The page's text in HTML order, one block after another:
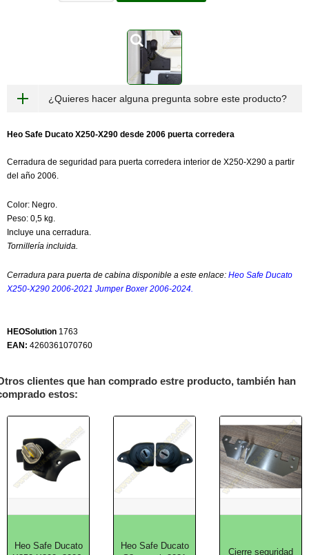
¿Quieres hacer alguna pregunta sobre este producto?
Heo Safe Ducato X250-X290 desde 2006 puerta corredera
Cerradura de seguridad para puerta corredera interior de X250-X290 a partir
del año 2006.
Color: Negro.
Peso: 0,5 kg.
Incluye una cerradura.
Tornillería incluida.
Cerradura para puerta de cabina disponible a este enlace: Heo Safe Ducato
X250-X290 2006-2021 Jumper Boxer 2006-2024.
HEOSolution 1763
EAN: 4260361070760
clientes que han comprado estre producto, también han
estos:
Heo Safe Ducato
Heo Safe Ducato
Cierre seguridad